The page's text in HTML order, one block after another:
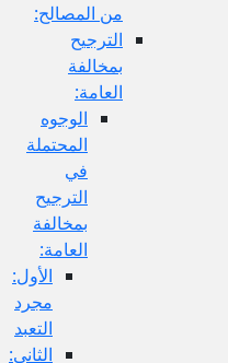
من المصالح:
الترجيح
بمخالفة
العامة:
الوجوه
المحتملة
الترجيح
بمخالفة
العامة:
الأول:
الثاني: